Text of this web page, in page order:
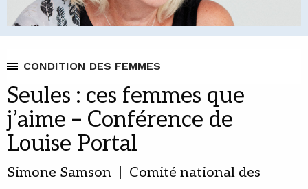
CONDITION DES FEMMES
Seules : ces femmes que
j’aime – Conférence de
Louise Portal
Simone Samson | Comité national des